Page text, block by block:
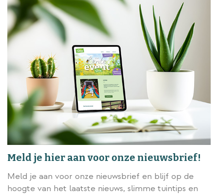
Meld je hier aan voor onze nieuwsbrief!
Meld je aan voor onze nieuwsbrief en blijf op de
hoogte van het laatste nieuws, slimme tuintips en